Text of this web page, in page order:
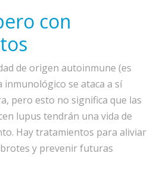
con
de origen autoinmune (es
inmunológico se ataca a sí
pero esto no significa que las
lupus tendrán una vida de
Hay tratamientos para aliviar
y prevenir futuras